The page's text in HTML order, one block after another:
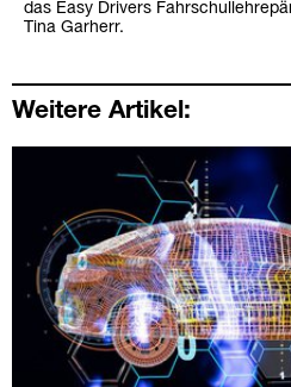
das Easy Drivers
Tina Garherr.
Weitere Artikel: